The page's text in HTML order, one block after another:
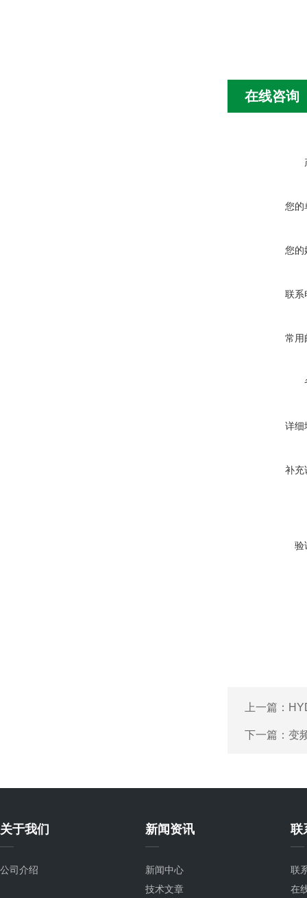
在线咨询
您的
您的
联系
常用
详细
补充
验
上一篇：
下一篇： 变
关于我们
公司介绍
新闻资讯
新闻中心
技术文章
联
联
在